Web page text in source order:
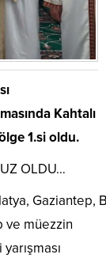
Kahtalı
1.si oldu.
OLDU…
Gaziantep,
ve müezzin